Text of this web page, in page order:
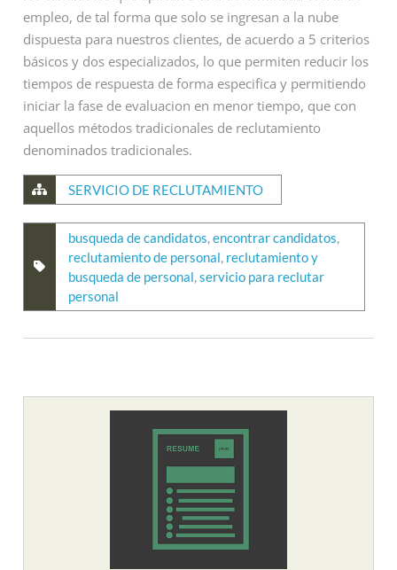
empleo, de tal forma que solo se ingresan a la nube
dispuesta para nuestros clientes, de acuerdo a 5 criterios
básicos y dos especializados, lo que permiten reducir los
tiempos de respuesta de forma especifica y permitiendo
iniciar la fase de evaluacion en menor tiempo, que con
aquellos métodos tradicionales de reclutamiento
denominados tradicionales.
SERVICIO DE RECLUTAMIENTO
busqueda de candidatos,encontrar candidatos,
reclutamiento de personal, reclutamiento y
busqueda de personal,servicio para reclutar
personal